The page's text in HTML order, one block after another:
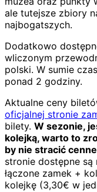
ale tutejsze zbiory
najbogatszych.
Dodatkowo
wliczonym
polski. W sumie
ponad 2 godziny.
Aktualne ceny
oficjalnej stronie
bilety. W sezonie,
kolejką, warto to
by nie stracić
stronie dostępne
łączone zamek +
kolejkę (3,30€ w